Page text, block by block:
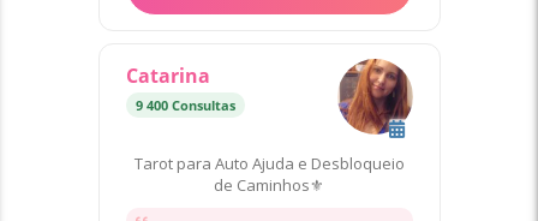
Catarina
9 400 Consultas
Tarot para Auto Ajuda e Desbloqueio
de Caminhos⚜️